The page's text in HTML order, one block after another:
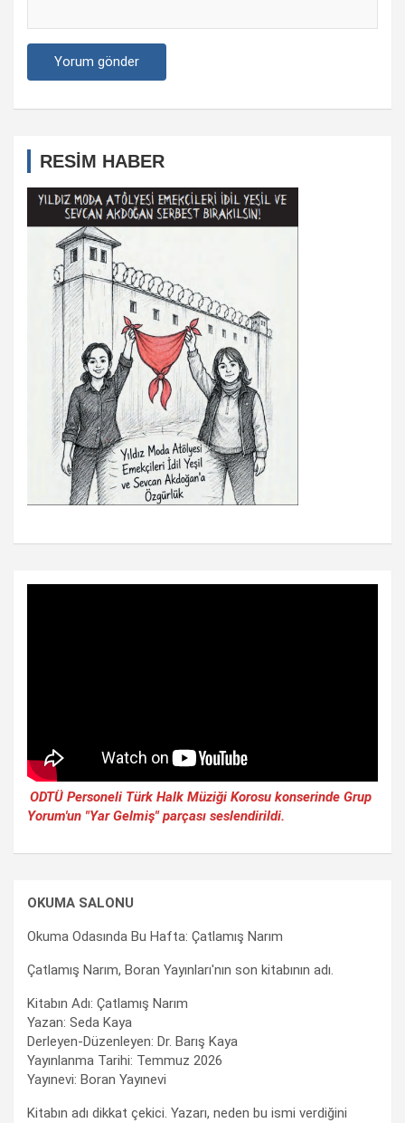
RESİM HABER
ODTÜ Personeli Türk Halk Müziği Korosu konserinde Grup
Yorum'un "Yar Gelmiş" parçası seslendirildi.
OKUMA SALONU
Okuma Odasında Bu Hafta: Çatlamış Narım
Çatlamış Narım, Boran Yayınları'nın son kitabının adı.
Kitabın Adı: Çatlamış Narım
Yazan: Seda Kaya
Derleyen-Düzenleyen: Dr. Barış Kaya
Yayınlanma Tarihi: Temmuz 2026
Yayınevi: Boran Yayınevi
Kitabın adı dikkat çekici. Yazarı, neden bu ismi verdiğini